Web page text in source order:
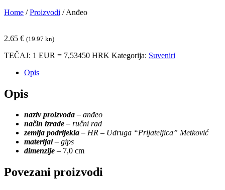
Home / Proizvodi / Anđeo
2.65 € (19.97 kn)
TEČAJ: 1 EUR = 7,53450 HRK Kategorija: Suveniri
Opis
Opis
naziv proizvoda – anđeo
način izrade – ručni rad
zemlja podrijekla – HR – Udruga “Prijateljica” Metković
materijal – gips
dimenzije – 7,0 cm
Povezani proizvodi